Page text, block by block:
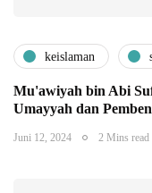
keislaman
Mu'awiyah bin Abi
Umayyah dan
Juni 12, 2024 2 Mins read